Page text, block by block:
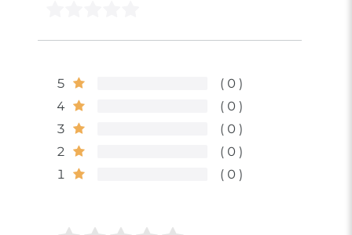
5
0
4
0
3
0
2
0
1
0